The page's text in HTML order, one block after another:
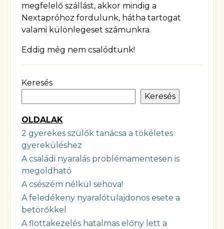
megfelelő szállást, akkor mindig a
Nextapróhoz fordulunk, hátha tartogat
valami különlegeset számunkra.
Eddig még nem csalódtunk!
Keresés
Keresés
OLDALAK
2 gyerekes szülők tanácsa a tökéletes
gyereküléshez
A családi nyaralás problémamentesen is
megoldható
A csészém nélkül sehova!
A feledékeny nyaralótulajdonos esete a
betörőkkel
A flottakezelés hatalmas előny lett a